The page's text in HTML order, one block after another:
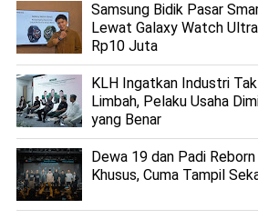
Samsung Bidik Pasar
Lewat Galaxy Watch
Rp10 Juta
KLH Ingatkan Industri
Limbah, Pelaku Usaha
yang Benar
Dewa 19 dan Padi
Khusus, Cuma Tampil